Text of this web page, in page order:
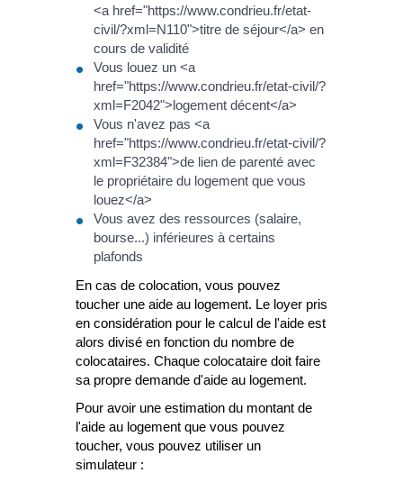
<a href="https://www.condrieu.fr/etat-
civil/?xml=N110">titre de séjour</a> en
cours de validité
Vous louez un <a
href="https://www.condrieu.fr/etat-civil/?
xml=F2042">logement décent</a>
Vous n'avez pas <a
href="https://www.condrieu.fr/etat-civil/?
xml=F32384">de lien de parenté avec
le propriétaire du logement que vous
louez</a>
Vous avez des ressources (salaire,
bourse...) inférieures à certains
plafonds
En cas de colocation, vous pouvez
toucher une aide au logement. Le loyer pris
en considération pour le calcul de l'aide est
alors divisé en fonction du nombre de
colocataires. Chaque colocataire doit faire
sa propre demande d'aide au logement.
Pour avoir une estimation du montant de
l'aide au logement que vous pouvez
toucher, vous pouvez utiliser un
simulateur :